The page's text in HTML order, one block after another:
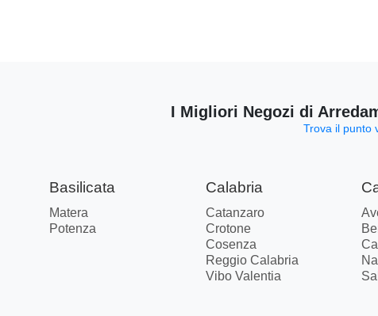
I Migliori Negozi di
Trova il punto
Basilicata
Matera
Potenza
Calabria
Catanzaro
Crotone
Cosenza
Reggio Calabria
Vibo Valentia